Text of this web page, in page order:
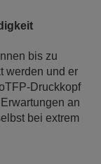
bis zu
werden und er
Druckkopf
an
bei extrem